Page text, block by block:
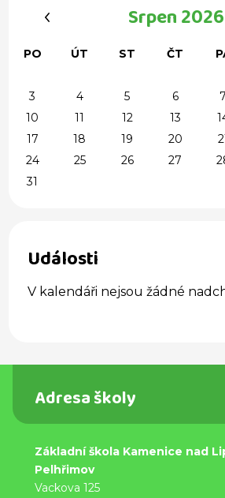
Srpen 2026
PO ÚT ST ČT
3
4 5 6 7
10
11 12 13
17
18 19 20
24
25 26 27
31
Události
V kalendáři nejsou žádné
Adresa školy
Základní škola Kamenice nad
Pelhřimov
Vackova 125